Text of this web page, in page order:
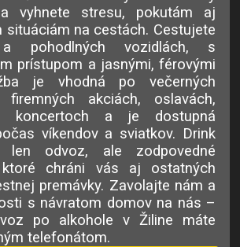
vyhnete stresu, pokutám aj
situáciám na cestách. Cestujete
pohodlných vozidlách, s
prístupom a jasnými, férovými
je vhodná po večerných
firemných akciách, oslavách,
koncertoch a je dostupná
víkendov a sviatkov. Drink
odvoz, ale zodpovedné
ktoré chráni vás aj ostatných
premávky. Zavolajte nám a
s návratom domov na nás –
po alkohole v Žiline máte
telefonátom.